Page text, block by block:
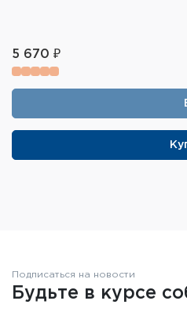
5 670 ₽
Подписаться на новости
Будьте в курсе